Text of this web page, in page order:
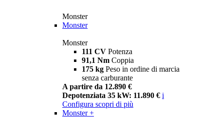
Monster
Monster
Monster
111 CV Potenza
91,1 Nm Coppia
175 kg Peso in ordine di marcia
senza carburante
A partire da 12.890 €
Depotenziata 35 kW: 11.890 € i
Configura scopri di più
Monster +